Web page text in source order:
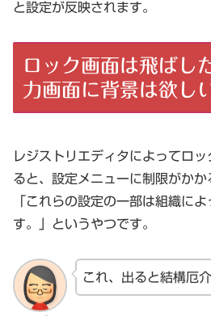
と設定が反映されます。
ロック画面は飛ばし
力画面に背景は欲し
レジストリエディタによってロ
ると、設定メニューに制限がかか
「これらの設定の一部は組織に
す。」というやつです。
これ、出ると結構厄介